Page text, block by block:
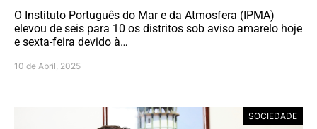
O Instituto Português do Mar e da Atmosfera (IPMA)
elevou de seis para 10 os distritos sob aviso amarelo hoje
e sexta-feira devido à…
10 de Abril, 2025
SOCIEDADE